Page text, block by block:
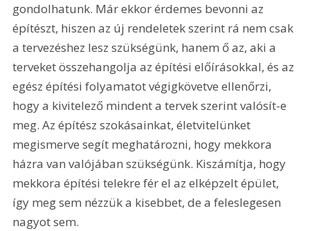
gondolhatunk. Már ekkor érdemes bevonni az
építészt, hiszen az új rendeletek szerint rá nem csak
a tervezéshez lesz szükségünk, hanem ő az, aki a
terveket összehangolja az építési előírásokkal, és az
egész építési folyamatot végigkövetve ellenőrzi,
hogy a kivitelező mindent a tervek szerint valósít-e
meg. Az építész szokásainkat, életvitelünket
megismerve segít meghatározni, hogy mekkora
házra van valójában szükségünk. Kiszámítja, hogy
mekkora építési telekre fér el az elképzelt épület,
így meg sem nézzük a kisebbet, de a feleslegesen
nagyot sem.